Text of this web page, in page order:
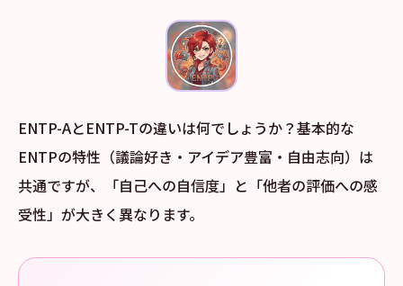
ENTP-AとENTP-Tの違いは何でしょうか？基本的な
ENTPの特性（議論好き・アイデア豊富・自由志向）は
共通ですが、「自己への自信度」と「他者の評価への感
受性」が大きく異なります。